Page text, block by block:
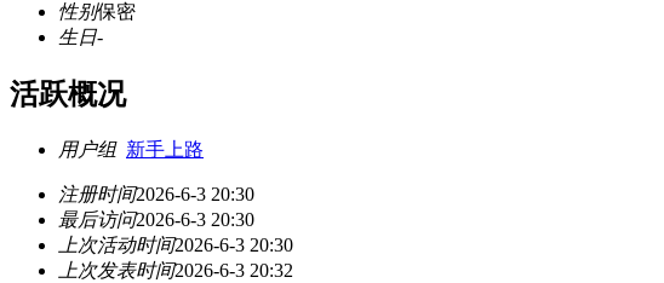
性别保密
生日-
活跃概况
用户组 新手上路
注册时间2026-6-3 20:30
最后访问2026-6-3 20:30
上次活动时间2026-6-3 20:30
上次发表时间2026-6-3 20:32